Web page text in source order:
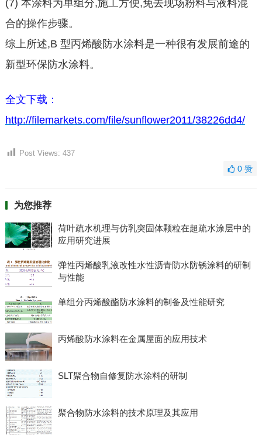
(7) 本涂料为单组分,施工方便,免去现场粉料与液料混
合的操作步骤。
综上所述,B 型丙烯酸防水涂料是一种很有发展前途的
新型环保防水涂料。
全文下载：
http://filemarkets.com/file/sunflower2011/38226dd4/
Post Views: 437
0赞
为您推荐
荷叶疏水机理与仿乳突固体颗粒在超疏水涂层中的
应用研究进展
弹性丙烯酸乳液改性水性沥青防水防锈涂料的研制
与性能
单组分丙烯酸酯防水涂料的制备及性能研究
丙烯酸防水涂料在金属屋面的应用技术
SLT聚合物自修复防水涂料的研制
聚合物防水涂料的技术原理及其应用